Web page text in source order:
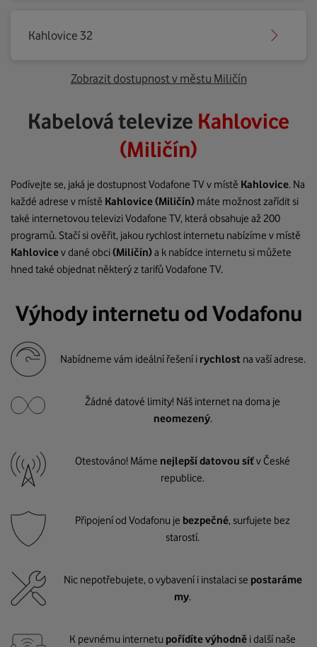
Kahlovice 32
Zobrazit dostupnost v městu Miličín
Kabelová televize Kahlovice
(Miličín)
Podívejte se, jaká je dostupnost Vodafone TV v místě Kahlovice. Na
každé adrese v místě Kahlovice(Miličín) máte možnost zařídit si
také internetovou televizi Vodafone TV, která obsahuje až 200
programů. Stačí si ověřit, jakou rychlost internetu nabízíme v místě
Kahlovicev dané obci(Miličín)a k nabídce internetu si můžete
hned také objednat některý z tarifů Vodafone TV.
Výhody internetu od Vodafonu
Nabídneme vám ideální řešení i rychlost na vaší adrese.
Žádné datové limity! Náš internet na doma je
neomezený.
Otestováno! Máme nejlepší datovou síťv České
republice.
Připojení od Vodafonu je bezpečné, surfujete bez
starostí.
Nic nepotřebujete, o vybavení i instalaci se postaráme
my.
K pevnému internetu pořídíte výhodně i další naše